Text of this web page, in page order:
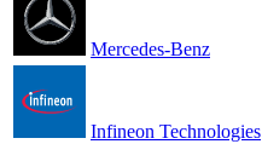
Mercedes-Benz
Infineon Technologies